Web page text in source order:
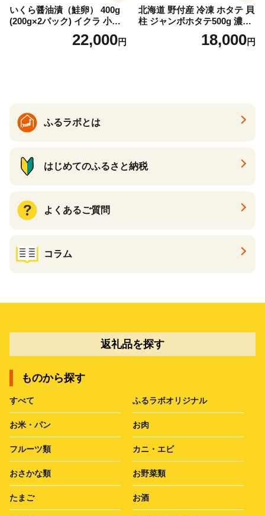
いくら醤油漬（鮭卵） 400g
(200g×2パック) イクラ 小分
け いくら醤油漬 鮭いくら い
くら醤油漬け 鮭 鮭卵 ikura
22,000円
北海道 野付産 冷凍 ホタテ 貝
柱 ジャンボホタテ500g 濃厚
な旨味と甘み （ほたて ホタ
テ 帆立 貝柱 ホタテ貝柱 大玉
18,000円
ふるラボとは
はじめてのふるさと納税
よくあるご質問
コラム
返礼品を探す
ものから探す
すべて ふるラボオリジナル
お米・パン お肉
フルーツ類 カニ・エビ
おさかな類 お野菜類
たまご お酒